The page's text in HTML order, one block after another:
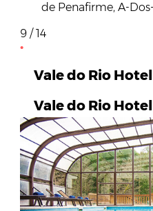
de Penafirme, A-
9 / 14
Vale do Rio
Vale do Rio